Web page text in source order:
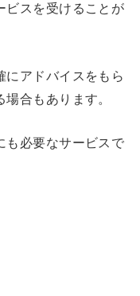
ビスを受けることが
にアドバイスをもら
合もあります。
も必要なサービスで